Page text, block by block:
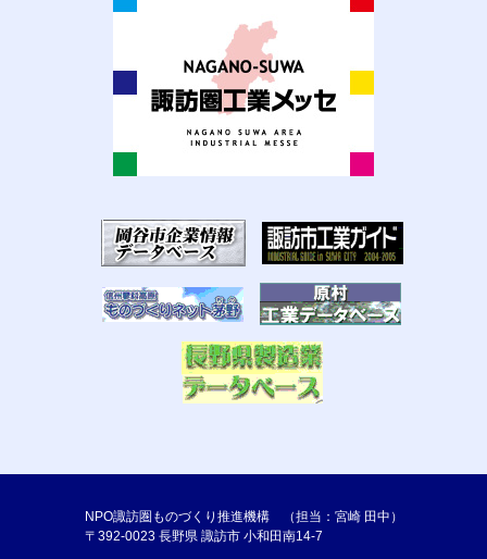
NPO諏訪圏ものづくり推進機構 （担当：宮崎 田中）
〒392-0023 長野県 諏訪市 小和田南14-7